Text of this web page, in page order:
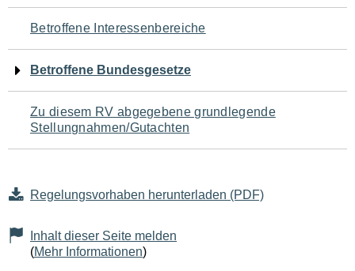
den
Seiteninhalt
Betroffene Interessenbereiche
Betroffene Bundesgesetze
Zu diesem RV abgegebene grundlegende
Stellungnahmen/Gutachten
Regelungsvorhaben herunterladen (PDF)
Inhalt dieser Seite melden
(Mehr Informationen)